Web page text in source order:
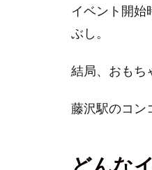
長撮
ユナ
BC
る！
イベント開始
ぶし。
結局、おもち
藤沢駅のコン
どんな